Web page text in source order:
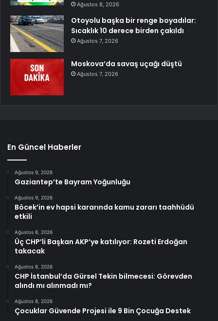
Ağustos 8, 2026
Otoyolu başka bir renge boyadılar:
Sıcaklık 10 derece birden çakıldı
Ağustos 7, 2026
Moskova’da savaş uçağı düştü
Ağustos 7, 2026
En Güncel Haberler
Ağustos 9, 2026
Gaziantep’te Bayram Yoğunluğu
Ağustos 9, 2026
Böcek’in ev hapsi kararında kamu zararı taahhüdü
etkili
Ağustos 8, 2026
Üç CHP’li Başkan AKP’ye katılıyor: Rozeti Erdoğan
takacak
Ağustos 8, 2026
CHP İstanbul’da Gürsel Tekin bilmecesi: Görevden
alındı mı alınmadı mı?
Ağustos 8, 2026
Çocuklar Güvende Projesi ile 9 Bin Çocuğa Destek